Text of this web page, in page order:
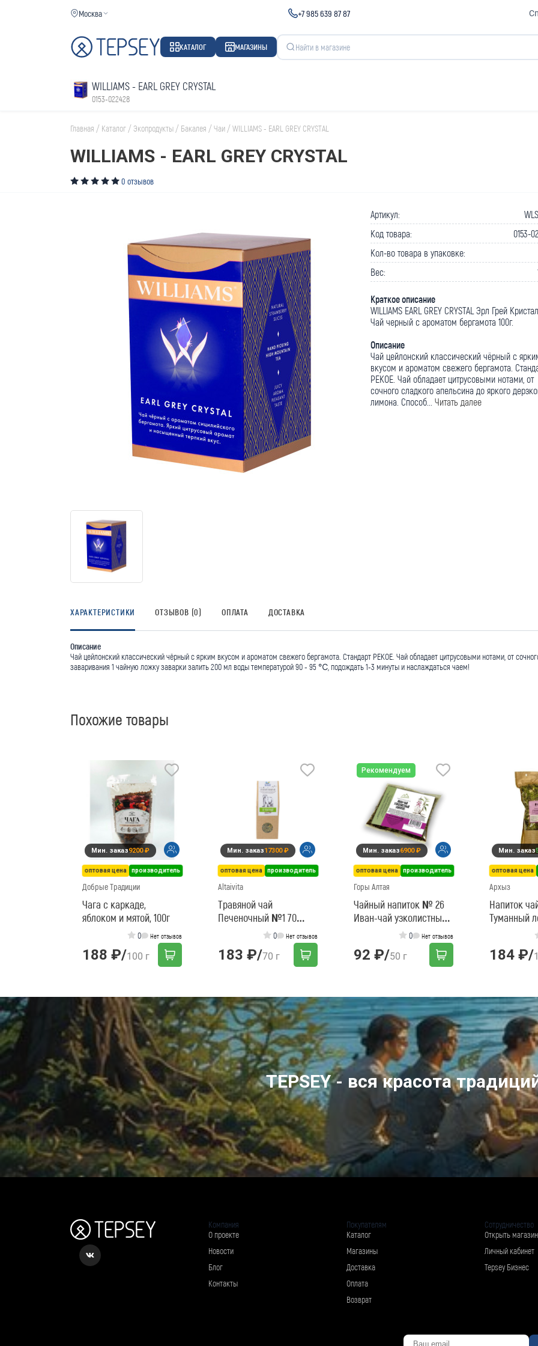
Москва +7 985 639 87 87
КАТАЛОГ МАГАЗИНЫ
WILLIAMS - EARL GREY CRYSTAL
0153-022428
Главная / Каталог /Экопродукты / Бакалея /Чаи /WILLIAMS - EARL GREY CRYSTAL
WILLIAMS - EARL GREY CRYSTAL
0 отзывов
Артикул:
Код товара:
0153-
Кол-во товара в упаковке:
Вес:
Краткое описание
WILLIAMS EARL GREY CRYSTAL Эрл Грей
Чай черный с ароматом бергамота 100г.
Описание
Чай цейлонский классический чёрный с
вкусом и ароматом свежего бергамота.
PEKOE. Чай обладает цитрусовыми нотами, от
сочного сладкого апельсина до яркого
лимона. Способ... Читать далее
ХАРАКТЕРИСТИКИ ОТЗЫВОВ (0) ОПЛАТА ДОСТАВКА
Описание
Чай цейлонский классический чёрный с ярким вкусом и ароматом свежего бергамота. Стандарт PEKOE. Чай обладает цитрусовыми нотами, от
заваривания 1 чайную ложку заварки залить 200 мл воды температурой 90 - 95 ℃, подождать 1-3 минуты и наслаждаться чаем!
Похожие товары
Мин. заказ9200 ₽
оптовая цена производитель
Добрые Традиции
Чага с каркаде,
яблоком и мятой, 100г
0 Нет отзывов
188 ₽/100 г
Мин. заказ17300 ₽
оптовая цена производитель
Altaivita
Травяной чай
Печеночный №1 70
0 Нет отзывов
183 ₽/70 г
Рекомендуем
Мин. заказ6900 ₽
оптовая цена производитель
Горы Алтая
Чайный напиток № 26
Иван-чай узколистный
0 Нет отзывов
92 ₽/50 г
Мин. заказ
оптовая цена
Архыз
Напиток
Туманный
184 ₽/
TEPSEY - вся красота
Компания
О проекте
Новости
Блог
Контакты
Покупателям
Каталог
Магазины
Доставка
Оплата
Возврат
Сотрудничество
Открыть магазин
Личный кабинет
Tepsey Бизнес